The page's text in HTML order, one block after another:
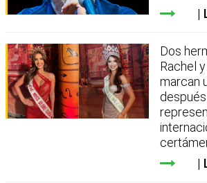
Dos
Rachel
marcan